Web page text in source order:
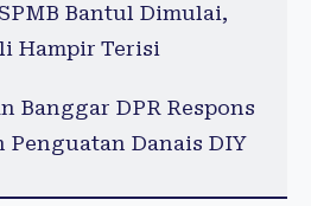
Bantul Dimulai,
Hampir Terisi
Banggar DPR Respons
Penguatan Danais DIY